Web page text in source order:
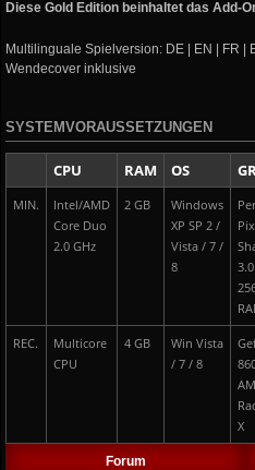
Diese Gold Edition beinhaltet das Add-
Multilinguale Spielversion: DE | EN | FR |
Wendecover inklusive
SYSTEMVORAUSSETZUNGEN
CPU RAM OS
MIN.
Intel/AMD
Core Duo
2.0 GHz
2 GB
Windows
XP SP 2 /
Vista / 7 /
8
3.0
REC.
Multicore
CPU
4 GB
Win Vista
/ 7 / 8
X
Forum